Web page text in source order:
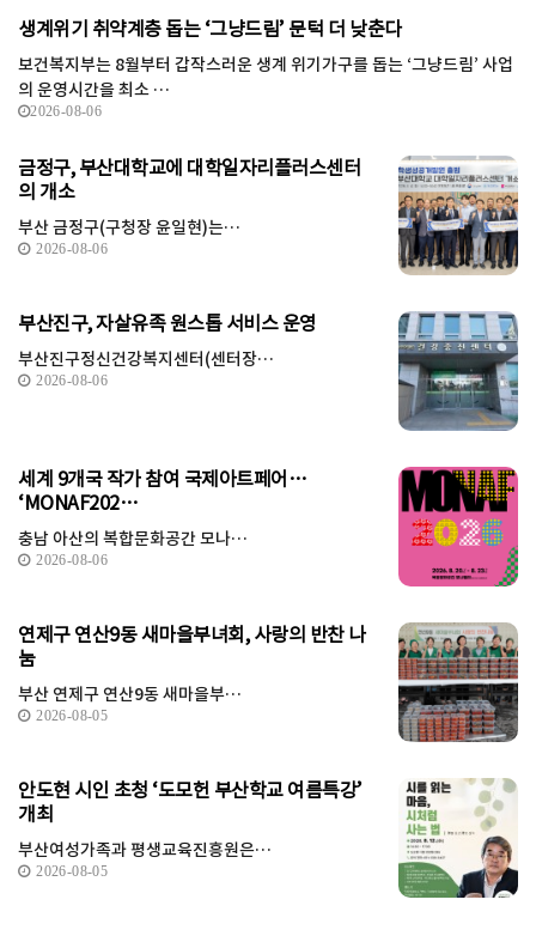
생계위기 취약계층 돕는 ‘그냥드림’ 문턱 더 낮춘다
보건복지부는 8월부터 갑작스러운 생계 위기가구를 돕는 ‘그냥드림’ 사업
의 운영시간을 최소 …
2026-08-06
금정구, 부산대학교에 대학일자리플러스센터
의 개소
부산 금정구(구청장 윤일현)는…
2026-08-06
부산진구, 자살유족 원스톱 서비스 운영
부산진구정신건강복지센터(센터장…
2026-08-06
세계 9개국 작가 참여 국제아트페어…
‘MONAF202…
충남 아산의 복합문화공간 모나…
2026-08-06
연제구 연산9동 새마을부녀회, 사랑의 반찬 나
눔
부산 연제구 연산9동 새마을부…
2026-08-05
안도현 시인 초청 ‘도모헌 부산학교 여름특강’
개최
부산여성가족과 평생교육진흥원은…
2026-08-05